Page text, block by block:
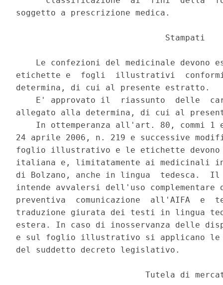
soggetto a prescrizione medica.
                              Stampati
Le confezioni del medicinale devono
etichette e  fogli  illustrativi
determina, di cui al presente estratto.
E' approvato il  riassunto  delle
allegato alla determina, di cui al
In ottemperanza all'art. 80, commi 1
24 aprile 2006, n. 219 e successive
foglio illustrativo e le etichette
italiana e, limitatamente ai medicinali in
di Bolzano, anche in lingua  tedesca.
intende avvalersi dell'uso
preventiva  comunicazione  all'AIFA  e
traduzione giurata dei testi in lingua
estera. In caso di inosservanza delle
e sul foglio illustrativo si applicano
del suddetto decreto legislativo.
Tutela di